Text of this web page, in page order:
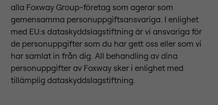
alla Foxway Group-företag som agerar som
gemensamma personuppgiftsansvariga. I enlighet
med EU:s dataskyddslagstiftning är vi ansvariga för
de personuppgifter som du har gett oss eller som vi
har samlat in från dig. All behandling av dina
personuppgifter av Foxway sker i enlighet med
tillämplig dataskyddslagstiftning.